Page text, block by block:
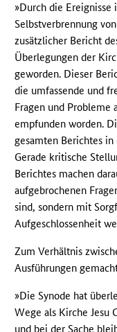
»Durch die
Selbstverbrennung
zusätzlicher Bericht
Überlegungen der
geworden. Dieser
die umfassende und
Fragen und
empfunden worden.
gesamten Berichtes
Gerade kritische
Berichtes machen
aufgebrochenen
sind, sondern mit
Aufgeschlossenheit
Zum Verhältnis
Ausführungen
»Die Synode hat
Wege als Kirche Jesu
und bei der Sache